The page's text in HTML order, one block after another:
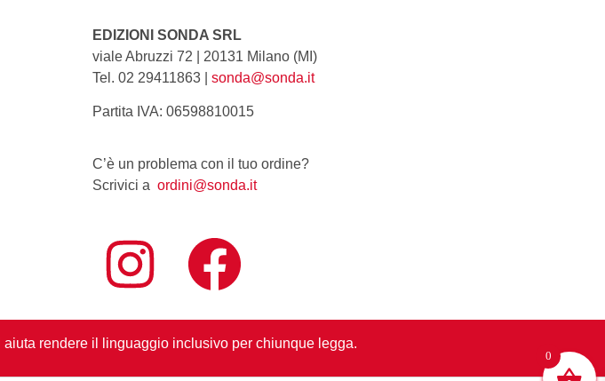
EDIZIONI SONDA SRL
viale Abruzzi 72 | 20131 Milano (MI)
Tel. 02 29411863 | sonda@sonda.it
Partita IVA: 06598810015
C’è un problema con il tuo ordine?
Scrivici a ordini@sonda.it
rendere il linguaggio inclusivo per chiunque legga.
0